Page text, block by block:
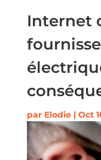
Internet
par Elodie| Oct